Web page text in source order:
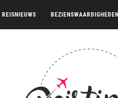
REISNIEUWS BEZIENSWAARDIGHEDEN